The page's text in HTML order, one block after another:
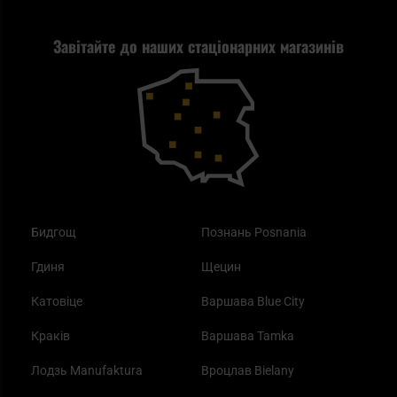
Завітайте до наших стаціонарних магазинів
Бидгощ
Гдиня
Катовіце
Краків
Лодзь Manufaktura
Познань Posnania
Щецин
Варшава Blue City
Варшава Tamka
Вроцлав Bielany
Повернення товару
Blackout - що це таке?
Як працює маска від смогу?
Найкращі спальні мішки на осінь
Самозахист